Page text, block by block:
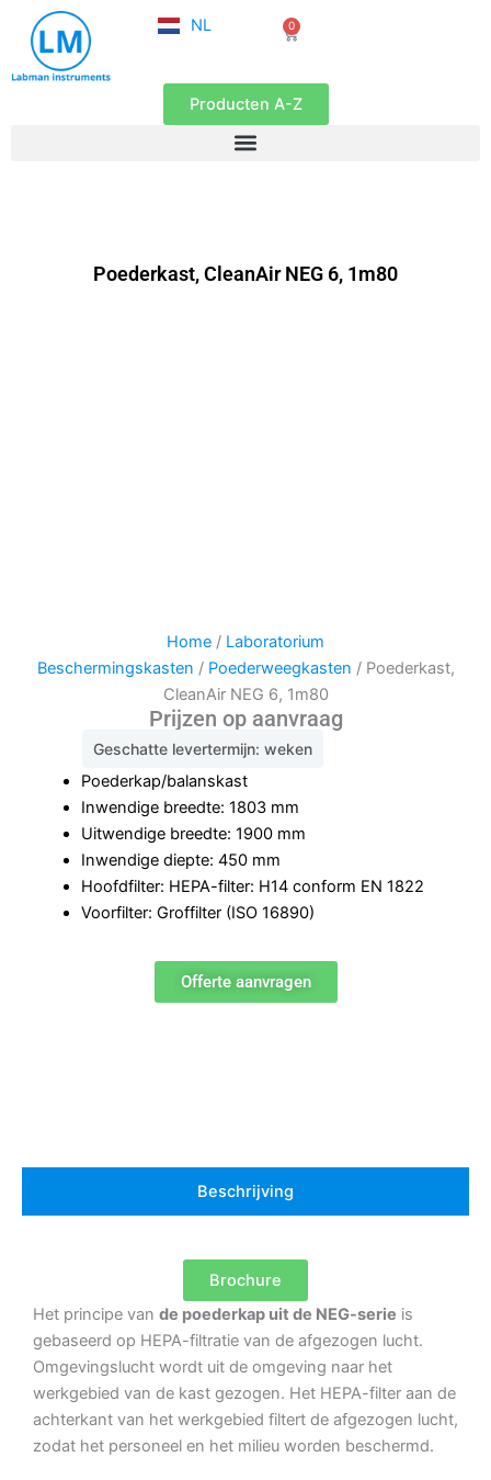
naar
NL
EN
0
Winkelwagen
Producten A-Z
Poederkast, CleanAir NEG 6, 1m80
Home / Laboratorium
Beschermingskasten / Poederweegkasten / Poederkast,
CleanAir NEG 6, 1m80
Prijzen op aanvraag
Geschatte levertermijn: weken
Poederkap/balanskast
Inwendige breedte: 1803 mm
Uitwendige breedte: 1900 mm
Inwendige diepte: 450 mm
Hoofdfilter: HEPA-filter: H14 conform EN 1822
Voorfilter: Groffilter (ISO 16890)
Offerte aanvragen
Beschrijving
Brochure
Het principe van de poederkap uit de NEG-serie is
gebaseerd op HEPA-filtratie van de afgezogen lucht.
Omgevingslucht wordt uit de omgeving naar het
werkgebied van de kast gezogen. Het HEPA-filter aan de
achterkant van het werkgebied filtert de afgezogen lucht,
zodat het personeel en het milieu worden beschermd.